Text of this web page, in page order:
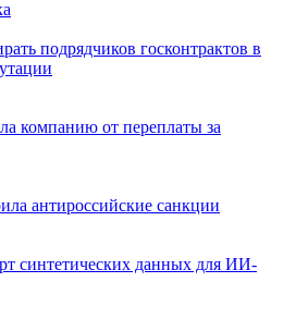
подрядчиков госконтрактов в
компанию от переплаты за
антироссийские санкции
синтетических данных для ИИ-